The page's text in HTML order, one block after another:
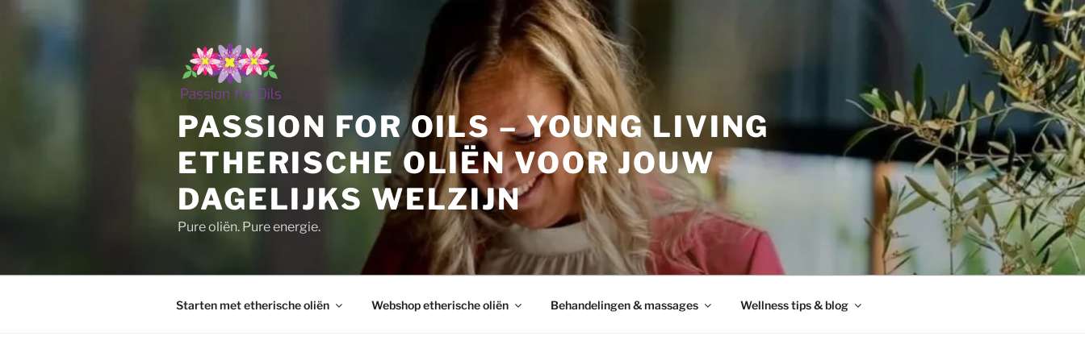
PASSION FOR OILS – YOUNG LIVING
ETHERISCHE OLIËN VOOR JOUW
DAGELIJKS WELZIJN
Pure oliën. Pure energie.
Starten met etherische oliën Webshop etherische oliën Behandelingen & massages Wellness tips & blog